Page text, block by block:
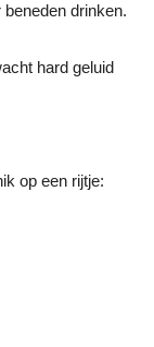
drinken.
hard geluid
op een rijtje: